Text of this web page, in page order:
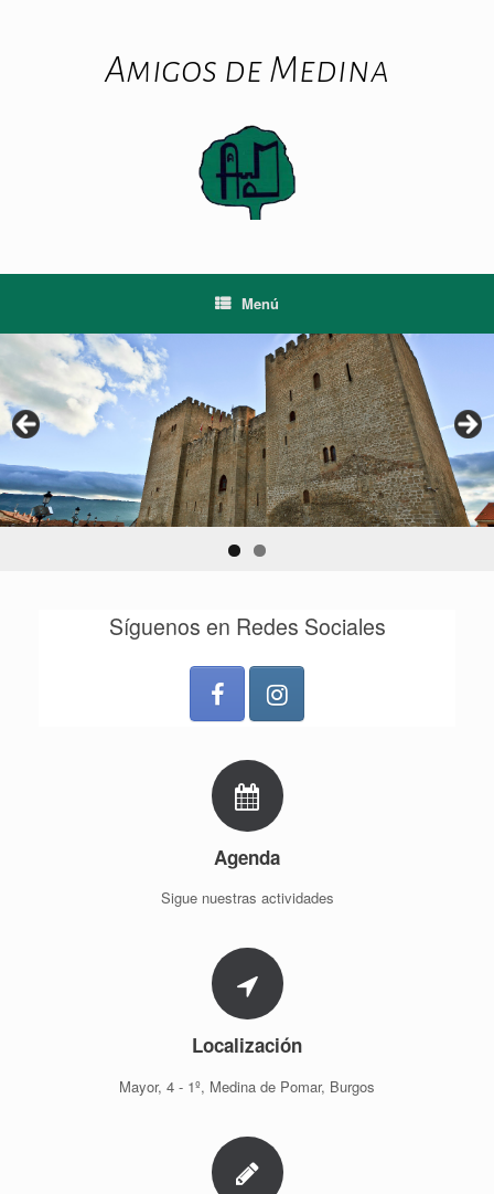
Amigos de Medina
Menú
Síguenos en Redes Sociales
Agenda
Sigue nuestras actividades
Localización
Mayor, 4 - 1º, Medina de Pomar, Burgos